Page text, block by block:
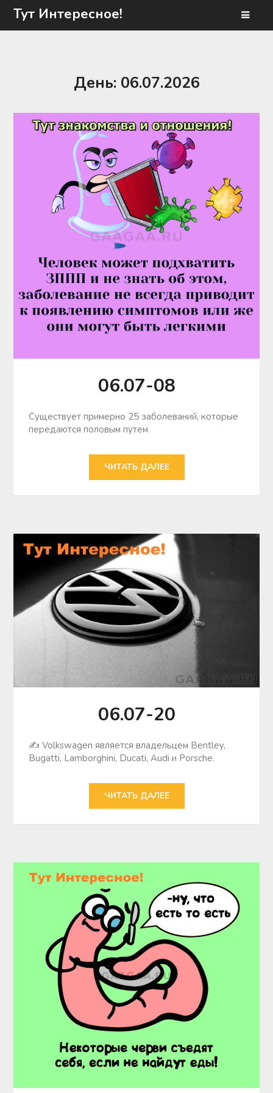
Перейти
Тут Интересное!
День: 06.07.2026
06.07-08
Существует примерно 25 заболеваний, которые
передаются половым путем
ЧИТАТЬ ДАЛЕЕ
06.07-20
✍ Volkswagen является владельцем Bentley,
Bugatti, Lamborghini, Ducati, Audi и Porsche.
ЧИТАТЬ ДАЛЕЕ